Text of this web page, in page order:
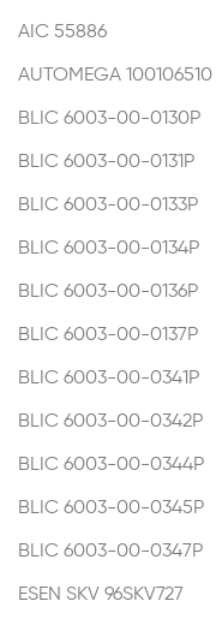
AIC 55886
AUTOMEGA 100106510
BLIC 6003-00-0130P
BLIC 6003-00-0131P
BLIC 6003-00-0133P
BLIC 6003-00-0134P
BLIC 6003-00-0136P
BLIC 6003-00-0137P
BLIC 6003-00-0341P
BLIC 6003-00-0342P
BLIC 6003-00-0344P
BLIC 6003-00-0345P
BLIC 6003-00-0347P
ESEN SKV 96SKV727